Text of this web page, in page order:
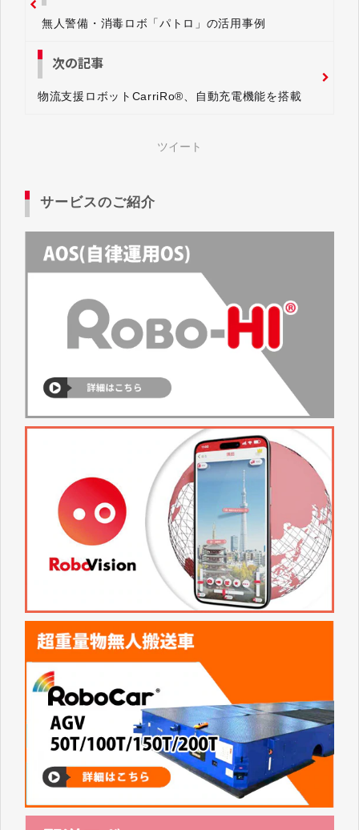
無人警備・消毒ロボ「パトロ」の活用事例
次の記事
物流支援ロボットCarriRo®、自動充電機能を搭載
ツイート
サービスのご紹介